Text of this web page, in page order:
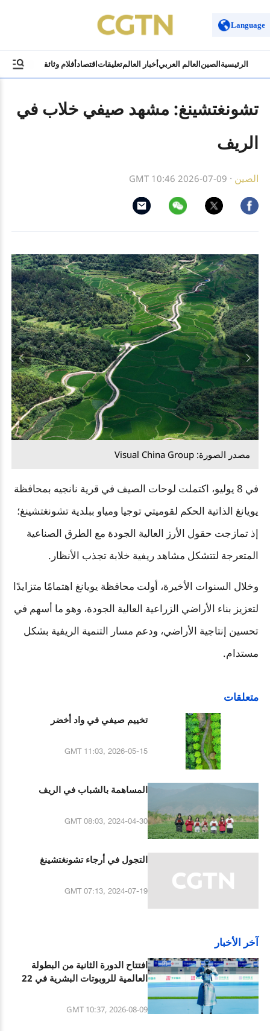
Language
الرئيسية الصين العالم العربيأخبار العالمتعليقات اقتصادأفلام وثائقية ثقافة
تشونغتشينغ: مشهد صيفي خلاب في
الريف
الصين ·
GMT 10:46 2026-07-09
مصدر الصورة: Visual China Group
في 8 يوليو، اكتملت لوحات الصيف في قرية نانجيه بمحافظة
يويانغ الذاتية الحكم لقوميتي توجيا ومياو ببلدية تشونغتشينغ؛
إذ تمازجت حقول الأرز العالية الجودة مع الطرق الصناعية
المتعرجة لتتشكل مشاهد ريفية خلابة تجذب الأنظار.
وخلال السنوات الأخيرة، أولت محافظة يويانغ اهتمامًا متزايدًا
لتعزيز بناء الأراضي الزراعية العالية الجودة، وهو ما أسهم في
تحسين إنتاجية الأراضي، ودعم مسار التنمية الريفية بشكل
مستدام.
متعلقات
تخييم صيفي في واد أخضر
GMT 11:03, 2026-05-15
المساهمة بالشباب في الريف
GMT 08:03, 2024-04-30
التجول في أرجاء تشونغتشينغ
GMT 07:13, 2024-07-19
آخر الأخبار
افتتاح الدورة الثانية من البطولة
العالمية للروبوتات البشرية في 22
GMT 10:37, 2026-08-09